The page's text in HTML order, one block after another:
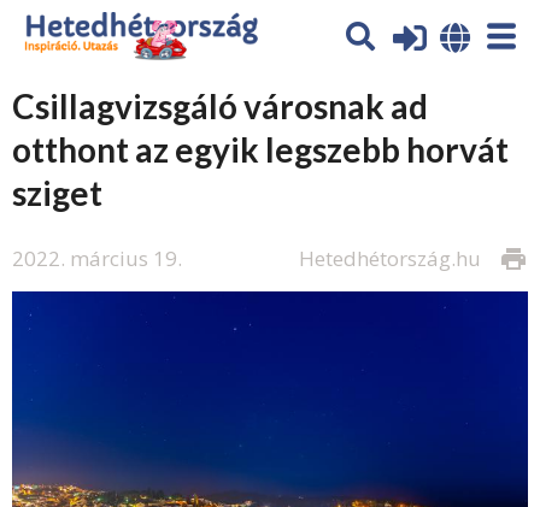
Csillagvizsgáló városnak ad
otthont az egyik legszebb horvát
sziget
2022. március 19. print
Hetedhétország.hu